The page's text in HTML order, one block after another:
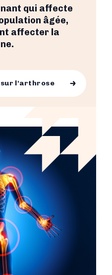
qui affecte
âgée,
affecter la
sur l'arthrose